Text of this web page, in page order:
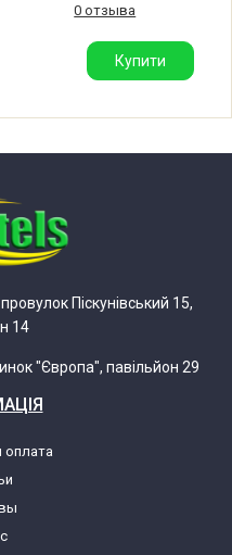
0 отзыва
Купити
Піскунівський 15,
14
"Європа", павільйон 29
оплата